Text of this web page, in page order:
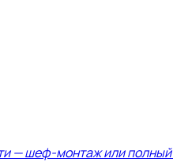
— шеф-монтаж или